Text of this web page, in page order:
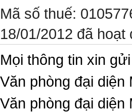
Mã số thuế:
18/01/2012 đã
Mọi thông tin xin
Văn phòng đại
Văn phòng đại diện